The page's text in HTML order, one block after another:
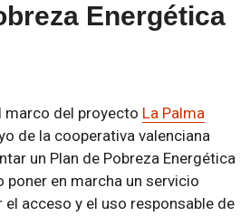
Energética
marco del proyecto La Palma
de la cooperativa valenciana
un Plan de Pobreza Energética
poner en marcha un servicio
acceso y el uso responsable de